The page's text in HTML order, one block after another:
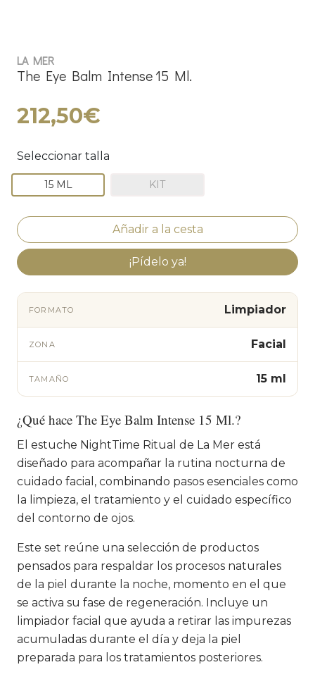
LA MER
The Eye Balm Intense 15 Ml.
212,50€
Seleccionar talla
15 ML KIT
¡Pídelo ya!
FORMATO Limpiador
ZONA Facial
TAMAÑO 15 ml
¿Qué hace The Eye Balm Intense 15 Ml.?
El estuche NightTime Ritual de La Mer está
diseñado para acompañar la rutina nocturna de
cuidado facial, combinando pasos esenciales como
la limpieza, el tratamiento y el cuidado específico
del contorno de ojos.
Este set reúne una selección de productos
pensados para respaldar los procesos naturales
de la piel durante la noche, momento en el que
se activa su fase de regeneración. Incluye un
limpiador facial que ayuda a retirar las impurezas
acumuladas durante el día y deja la piel
preparada para los tratamientos posteriores.